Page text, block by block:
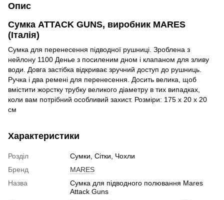
Опис
Сумка ATTACK GUNS, виробник MARES
(Італія)
Сумка для перенесення підводної рушниці. Зроблена з
нейлону 1100 Денье з посиленим дном і клапаном для зливу
води. Довга застібка відкриває зручний доступ до рушниць.
Ручка і два ремені для перенесення. Досить велика, щоб
вмістити жорстку трубку великого діаметру в тих випадках,
коли вам потрібний особливий захист. Розміри: 175 х 20 х 20
см
Характеристики
Розділ
Сумки, Сітки, Чохли
Бренд
MARES
Назва
Сумка для підводного полювання Mares
Attack Guns